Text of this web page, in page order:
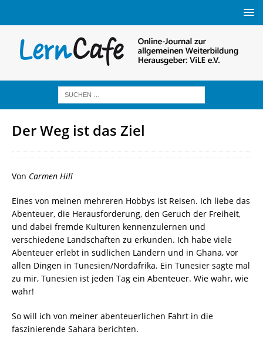
Der Weg ist das Ziel
Von Carmen Hill
Eines von meinen mehreren Hobbys ist Reisen. Ich liebe das
Abenteuer, die Herausforderung, den Geruch der Freiheit,
und dabei fremde Kulturen kennenzulernen und
verschiedene Landschaften zu erkunden. Ich habe viele
Abenteuer erlebt in südlichen Ländern und in Ghana, vor
allen Dingen in Tunesien/Nordafrika. Ein Tunesier sagte mal
zu mir, Tunesien ist jeden Tag ein Abenteuer. Wie wahr, wie
wahr!
So will ich von meiner abenteuerlichen Fahrt in die
faszinierende Sahara berichten.